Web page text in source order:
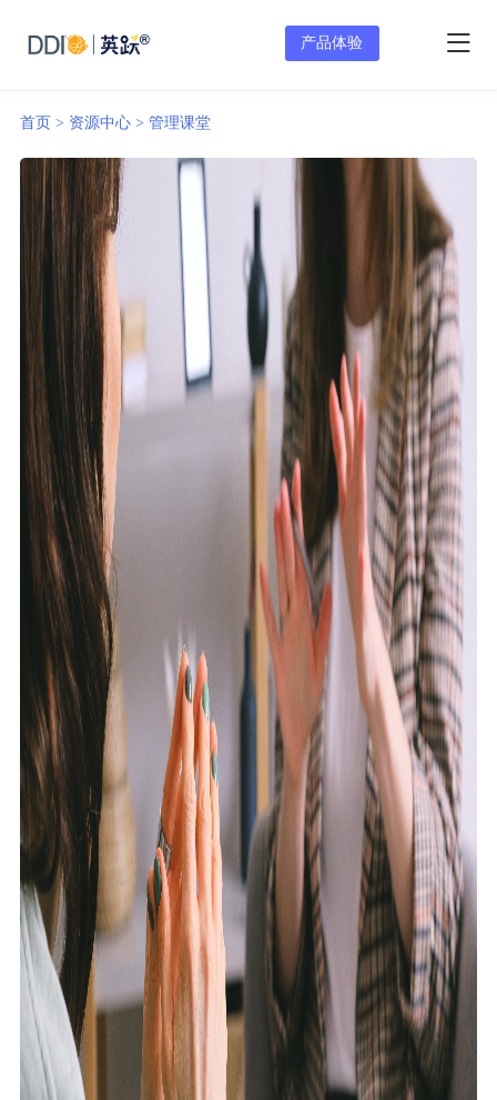
产品体验
首页 > 资源中心 > 管理课堂